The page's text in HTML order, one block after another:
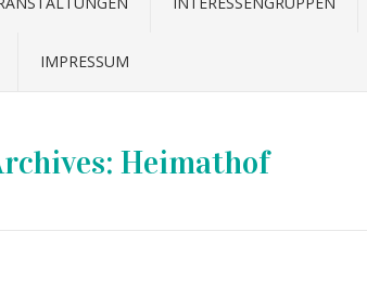
IMPRESSUM
Heimathof